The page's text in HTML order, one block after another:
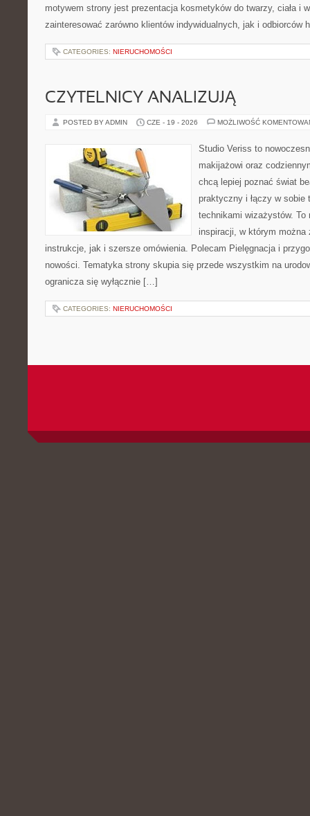
motywem strony jest prezentacja kosmetyków do twarzy, ciała i
zainteresować zarówno klientów indywidualnych, jak i
CATEGORIES: NIERUCHOMOŚCI
CZYTELNICY ANALIZUJĄ
POSTED BY ADMIN CZE - 19 - 2026 MOŻLIWOŚĆ
Studio Veriss to
makijażowi oraz
chcą lepiej poznać świat
praktyczny i łączy w sobie
technikami wizażystów. To
inspiracji, w którym można
instrukcje, jak i szersze omówienia. Polecam Pielęgnacja i
nowości. Tematyka strony skupia się przede wszystkim na
ogranicza się wyłącznie […]
CATEGORIES: NIERUCHOMOŚCI